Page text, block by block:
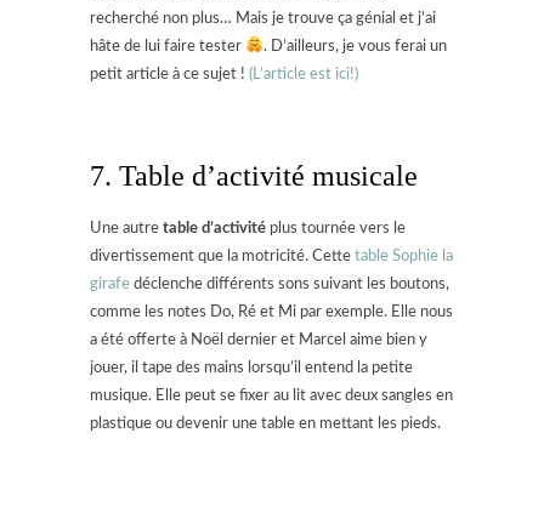
recherché non plus… Mais je trouve ça génial et j’ai
hâte de lui faire tester
. D’ailleurs, je vous ferai un
petit article à ce sujet ! (L’article est ici!)
7. Table d’activité musicale
Une autre table d’activité plus tournée vers le
divertissement que la motricité. Cette table Sophie la
girafe déclenche différents sons suivant les boutons,
comme les notes Do, Ré et Mi par exemple. Elle nous
a été offerte à Noël dernier et Marcel aime bien y
jouer, il tape des mains lorsqu’il entend la petite
musique. Elle peut se fixer au lit avec deux sangles en
plastique ou devenir une table en mettant les pieds.